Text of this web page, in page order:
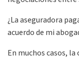
¿La aseguradora
acuerdo de mi
En muchos casos,